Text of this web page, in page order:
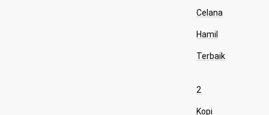
Celana
Hamil
Terbaik
2
Kopi